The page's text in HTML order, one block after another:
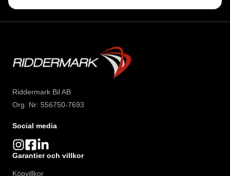
Riddermark Bil AB
Org. Nr: 556750-7693
Social media
Garantier och villkor
Köpvillkor